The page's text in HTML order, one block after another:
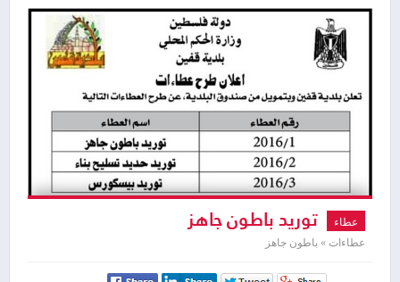
عطاء توريد باطون جاهز
عطاءات » باطون جاهز